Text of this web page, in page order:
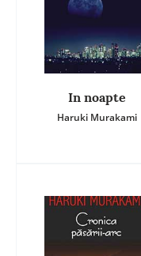
In noapte
Haruki Murakami